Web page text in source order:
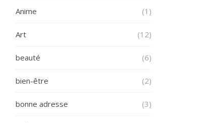
Anime (1)
Art (12)
beauté (6)
bien-être (2)
bonne adresse (3)